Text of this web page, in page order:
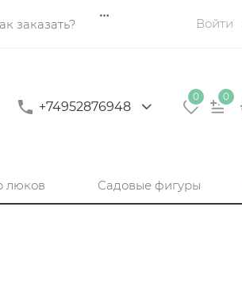
заказать? Войти
+74952876948
0 0
люков Садовые фигуры